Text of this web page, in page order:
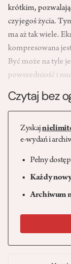
krótkim,
czyjegoś życia.
ma aż tak wiele.
kompresowana
Być może na tyle
powszedniość i
Czytaj bez
Zyskaj
e-wydań i
Pełny
Każdy
Archiwum